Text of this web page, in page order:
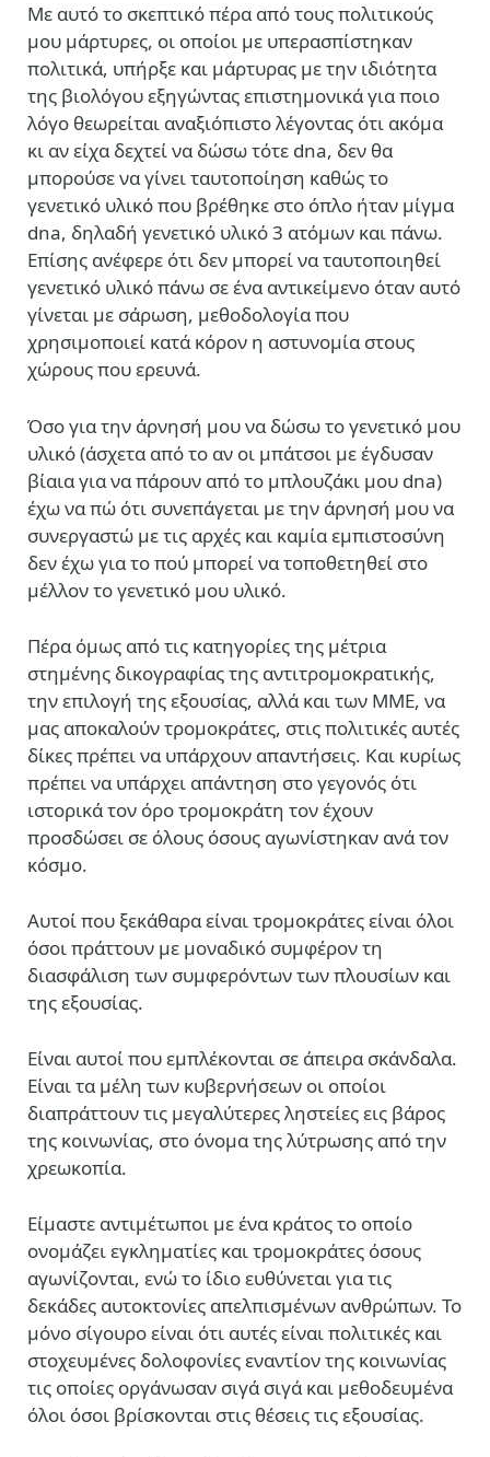
Με αυτό το σκεπτικό πέρα από τους πολιτικούς
μου μάρτυρες, οι οποίοι με υπερασπίστηκαν
πολιτικά, υπήρξε και μάρτυρας με την ιδιότητα
της βιολόγου εξηγώντας επιστημονικά για ποιο
λόγο θεωρείται αναξιόπιστο λέγοντας ότι ακόμα
κι αν είχα δεχτεί να δώσω τότε dna, δεν θα
μπορούσε να γίνει ταυτοποίηση καθώς το
γενετικό υλικό που βρέθηκε στο όπλο ήταν μίγμα
dna, δηλαδή γενετικό υλικό 3 ατόμων και πάνω.
Επίσης ανέφερε ότι δεν μπορεί να ταυτοποιηθεί
γενετικό υλικό πάνω σε ένα αντικείμενο όταν αυτό
γίνεται με σάρωση, μεθοδολογία που
χρησιμοποιεί κατά κόρον η αστυνομία στους
χώρους που ερευνά.
Όσο για την άρνησή μου να δώσω το γενετικό μου
υλικό (άσχετα από το αν οι μπάτσοι με έγδυσαν
βίαια για να πάρουν από το μπλουζάκι μου dna)
έχω να πώ ότι συνεπάγεται με την άρνησή μου να
συνεργαστώ με τις αρχές και καμία εμπιστοσύνη
δεν έχω για το πού μπορεί να τοποθετηθεί στο
μέλλον το γενετικό μου υλικό.
Πέρα όμως από τις κατηγορίες της μέτρια
στημένης δικογραφίας της αντιτρομοκρατικής,
την επιλογή της εξουσίας, αλλά και των ΜΜΕ, να
μας αποκαλούν τρομοκράτες, στις πολιτικές αυτές
δίκες πρέπει να υπάρχουν απαντήσεις. Και κυρίως
πρέπει να υπάρχει απάντηση στο γεγονός ότι
ιστορικά τον όρο τρομοκράτη τον έχουν
προσδώσει σε όλους όσους αγωνίστηκαν ανά τον
κόσμο.
Αυτοί που ξεκάθαρα είναι τρομοκράτες είναι όλοι
όσοι πράττουν με μοναδικό συμφέρον τη
διασφάλιση των συμφερόντων των πλουσίων και
της εξουσίας.
Είναι αυτοί που εμπλέκονται σε άπειρα σκάνδαλα.
Είναι τα μέλη των κυβερνήσεων οι οποίοι
διαπράττουν τις μεγαλύτερες ληστείες εις βάρος
της κοινωνίας, στο όνομα της λύτρωσης από την
χρεωκοπία.
Είμαστε αντιμέτωποι με ένα κράτος το οποίο
ονομάζει εγκληματίες και τρομοκράτες όσους
αγωνίζονται, ενώ το ίδιο ευθύνεται για τις
δεκάδες αυτοκτονίες απελπισμένων ανθρώπων. Το
μόνο σίγουρο είναι ότι αυτές είναι πολιτικές και
στοχευμένες δολοφονίες εναντίον της κοινωνίας
τις οποίες οργάνωσαν σιγά σιγά και μεθοδευμένα
όλοι όσοι βρίσκονται στις θέσεις τις εξουσίας.